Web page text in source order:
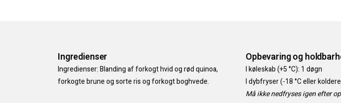
Ingredienser
Ingredienser: Blanding af forkogt hvid og rød quinoa,
forkogte brune og sorte ris og forkogt boghvede.
Opbevaring og
I køleskab (+5 °C): 1 døgn
I dybfryser (-18 °C eller
Må ikke nedfryses igen efter